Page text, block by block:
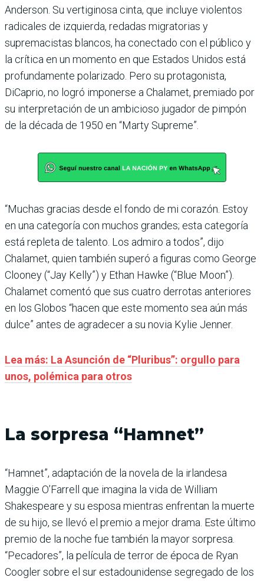
Anderson. Su vertiginosa cinta, que incluye violentos
radicales de izquierda, redadas migratorias y
supremacistas blancos, ha conectado con el público y
la crítica en un momento en que Estados Unidos está
profundamente polarizado. Pero su protagonista,
DiCaprio, no logró imponerse a Chalamet, premiado por
su interpretación de un ambicioso jugador de pimpón
de la década de 1950 en “Marty Supreme”.
“Muchas gracias desde el fondo de mi corazón. Estoy
en una categoría con muchos grandes; esta categoría
está repleta de talento. Los admiro a todos”, dijo
Chalamet, quien también superó a figuras como George
Clooney (“Jay Kelly”) y Ethan Hawke (“Blue Moon”).
Chalamet comentó que sus cuatro derrotas anteriores
en los Globos “hacen que este momento sea aún más
dulce” antes de agradecer a su novia Kylie Jenner.
Lea más: La Asunción de “Pluribus”: orgullo para
unos, polémica para otros
La sorpresa “Hamnet”
“Hamnet”, adaptación de la novela de la irlandesa
Maggie O’Farrell que imagina la vida de William
Shakespeare y su esposa mientras enfrentan la muerte
de su hijo, se llevó el premio a mejor drama. Este último
premio de la noche fue también la mayor sorpresa.
“Pecadores”, la película de terror de época de Ryan
Coogler sobre el sur estadounidense segregado de los